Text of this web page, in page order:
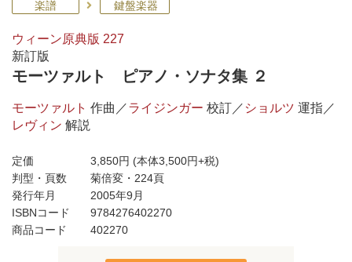
楽譜 鍵盤楽器
ウィーン原典版 227
新訂版
モーツァルト ピアノ・ソナタ集 ２
モーツァルト 作曲／ライジンガー 校訂／ ショルツ 運指／
レヴィン 解説
定価 3,850円 (本体3,500円+税)
判型・頁数
菊倍変・224頁
発行年月
2005年9月
ISBNコード
9784276402270
商品コード
402270